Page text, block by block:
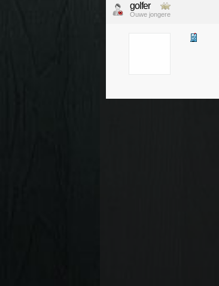
golfer
Ouwe jongere